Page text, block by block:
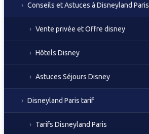
Conseils et Astuces à Disneyland Paris
Vente privée et Offre disney
Hôtels Disney
Astuces Séjours Disney
Disneyland Paris tarif
Tarifs Disneyland Paris